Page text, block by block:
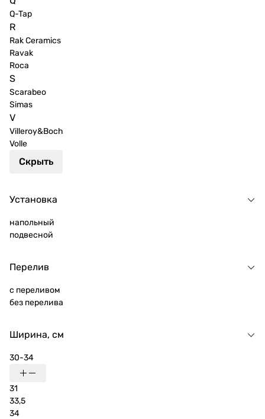
Q-Tap
R
Rak Ceramics
Ravak
Roca
S
Scarabeo
Simas
V
Villeroy&Boch
Volle
Скрыть
Установка
напольный
подвесной
Перелив
с переливом
без перелива
Ширина, см
30-34
31
33,5
34